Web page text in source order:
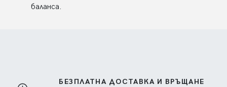
баланса.
БЕЗПЛАТНА ДОСТАВКА И ВРЪЩАНЕ